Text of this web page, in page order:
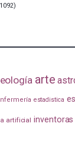
arte
estadistica
artificial inventoras